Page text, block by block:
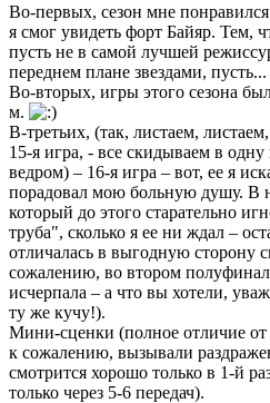
Во-первых, сезон мне
я смог увидеть форт Байяр. Тем,
пусть не в самой лучшей
переднем плане звездами, пусть...
Во-вторых, игры этого сезона
м.
В-третьих, (так, листаем,
15-я игра, - все скидываем в
ведром) – 16-я игра – вот, ее я
порадовал мою больную душу. В
который до этого старательно
труба", сколько я ее ни ждал –
отличалась в выгодную сторону
сожалению, во втором
исчерпала – а что вы хотели,
ту же кучу!).
Мини-сценки (полное отличие от
к сожалению, вызывали
смотрится хорошо только в 1-й
только через 5-6 передач).